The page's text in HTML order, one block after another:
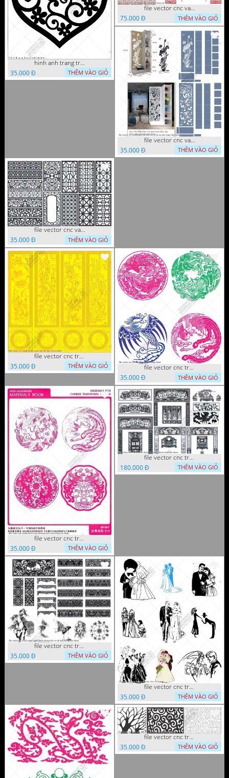
hinh anh trang tri cua so trai tim
35.000 Đ
THÊM VÀO GIỎ
file vector cnc vach tho tranh phong tho dang cap
75.000 Đ
THÊM VÀO GIỎ
file vector cnc vach ngan ket hop voi ke de do dac trong nha
35.000 Đ
THÊM VÀO GIỎ
file vector cnc vach ngan hang rao decor dac sac chua tung phung phi
35.000 Đ
THÊM VÀO GIỎ
file vector cnc tranh tu quy mau cam de chiu decor
35.000 Đ
THÊM VÀO GIỎ
file vector cnc tranh decor rong phuong
35.000 Đ
THÊM VÀO GIỎ
file vector cnc tranh decor rong phuong cuon tron dang cap
35.000 Đ
THÊM VÀO GIỎ
file vector cnc tranh decor phong tho nghe thuat dang cap
180.000 Đ
THÊM VÀO GIỎ
file vector cnc tranh decor nghe thuat phong tho va chi tiet phong tho
35.000 Đ
THÊM VÀO GIỎ
file vector cnc tranh decor co dau chu re
35.000 Đ
THÊM VÀO GIỎ
file vector cnc tranh chi tiet trang tri hang rao den trang
35.000 Đ
THÊM VÀO GIỎ